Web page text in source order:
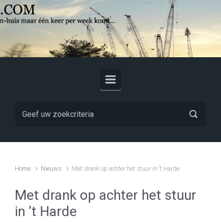
Skip to main content
Home Nieuws Met drank op achter het stuur in ’t Harde
Met drank op achter het stuur
in ’t Harde